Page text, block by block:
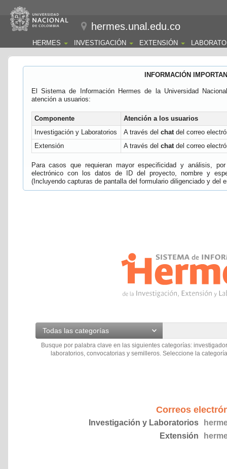
hermes.unal.edu.co
HERMES INVESTIGACIÓN EXTENSIÓN
INFORMACIÓN
El Sistema de Información Hermes de la Universidad
atención a usuarios:
Componente
Atención a los usuarios
Investigación y Laboratorios
A través del chatdel correo
Extensión
A través del chatdel correo
Para casos que requieran mayor especificidad y análisis,
electrónico con los datos de ID del proyecto, nombre y
(Incluyendo capturas de pantalla del formulario diligenciado y del
Todas las categorías
Busque por palabra clave en las siguientes categorías:
laboratorios, convocatorias y semilleros. Seleccione la
Correos
Investigación y Laboratorios
Extensión